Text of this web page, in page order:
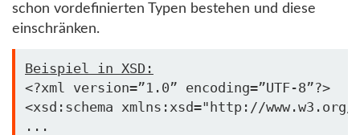
schon vordefinierten Typen bestehen und diese
einschränken.
Beispiel in XSD:
<?xml version=”1.0” encoding=”UTF-8”?>
<xsd:schema xmlns:xsd="http://www.w3.org/
...